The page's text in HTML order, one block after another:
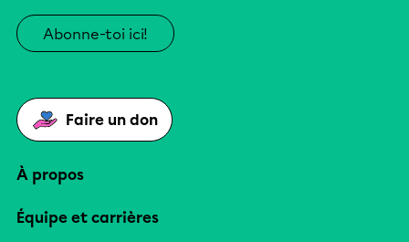
Abonne-toi ici!
Faire un don
À propos
Équipe et carrières